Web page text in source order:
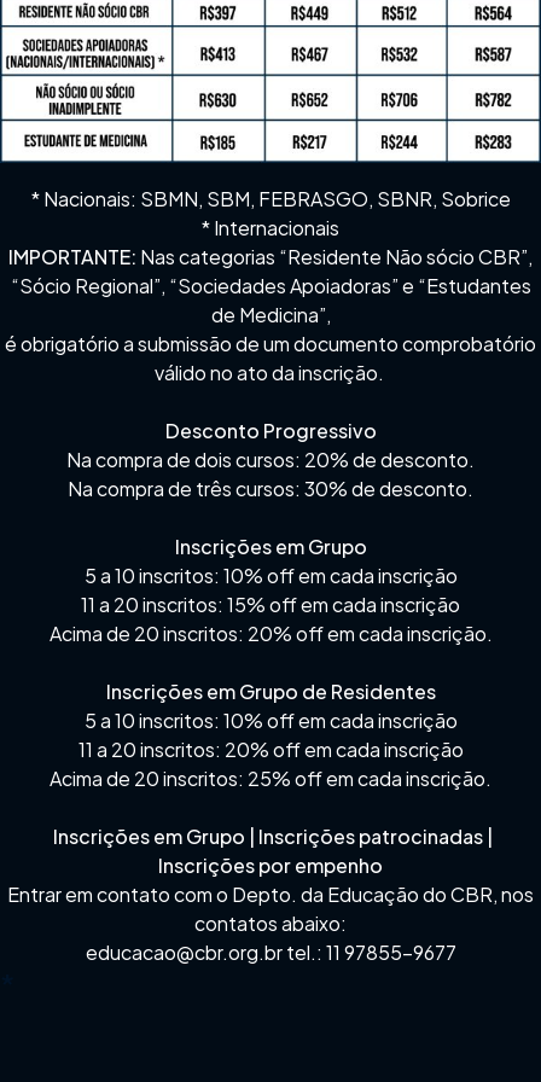
* Nacionais: SBMN, SBM, FEBRASGO, SBNR, Sobrice
* Internacionais
IMPORTANTE:Nas categorias “Residente Não sócio CBR”,
“Sócio Regional”, “Sociedades Apoiadoras” e “Estudantes
de Medicina”,
é obrigatório a submissão de um documento comprobatório
válido no ato da inscrição.
Desconto Progressivo
Na compra de dois cursos: 20% de desconto.
Na compra de três cursos: 30% de desconto.
Inscrições em Grupo
5 a 10 inscritos: 10% off em cada inscrição
11 a 20 inscritos: 15% off em cada inscrição
Acima de 20 inscritos: 20% off em cada inscrição.
Inscrições em Grupo de Residentes
5 a 10 inscritos: 10% off em cada inscrição
11 a 20 inscritos: 20% off em cada inscrição
Acima de 20 inscritos: 25% off em cada inscrição.
Inscrições em Grupo | Inscrições patrocinadas |
Inscrições por empenho
Entrar em contato com o Depto. da Educação do CBR, nos
contatos abaixo:
educacao@cbr.org.br tel.: 11 97855-9677